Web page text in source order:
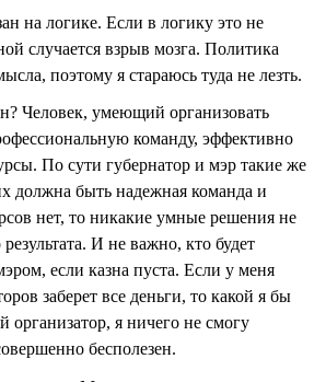
на логике. Если в логику это не
случается взрыв мозга. Политика
поэтому я стараюсь туда не лезть.
Человек, умеющий организовать
команду, эффективно
По сути губернатор и мэр такие же
должна быть надежная команда и
нет, то никакие умные решения не
И не важно, кто будет
если казна пуста. Если у меня
заберет все деньги, то какой я бы
организатор, я ничего не смогу
бесполезен.